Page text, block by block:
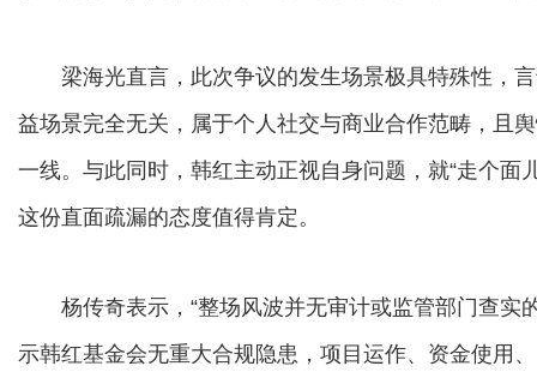
梁海光直言，此次争议的发生场景极具特殊性，言
益场景完全无关，属于个人社交与商业合作范畴，且
一线。与此同时，韩红主动正视自身问题，就“走个面
这份直面疏漏的态度值得肯定。
杨传奇表示，“整场风波并无审计或监管部门查实
示韩红基金会无重大合规隐患，项目运作、资金使用